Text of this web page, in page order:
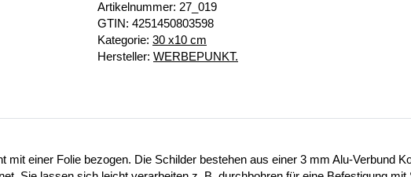
Artikelnummer: 27_019
GTIN: 4251450803598
Kategorie: 30 x10 cm
Hersteller: WERBEPUNKT.
einer Folie bezogen. Die Schilder bestehen aus einer 3 mm Alu-Verbund